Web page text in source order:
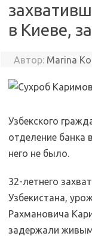
в Киеве,
Автор: Marina
Узбекского
отделение банка
него не было.
32-летнего
Узбекистана,
Рахмановича
задержали